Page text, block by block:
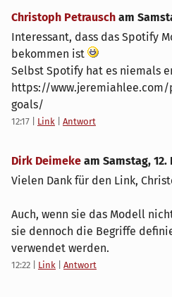
Christoph Petrausch am
Interessant, dass das Spotify
bekommen ist
Selbst Spotify hat es niemals
https://
goals/
12:17 Link Antwort
Dirk Deimeke am Samstag, 12.
Vielen Dank für den Link,
Auch, wenn sie das Modell
sie dennoch die Begriffe
verwendet werden.
12:22 Link Antwort